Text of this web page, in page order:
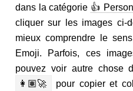
dans la catégorie 👍
cliquer sur les images ci-
mieux comprendre le
Emoji. Parfois, ces
pouvez voir autre chose
👩🏽‍🚀
pour copier et